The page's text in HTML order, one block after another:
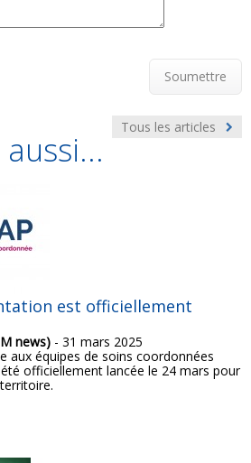
Soumettre
Tous les articles
est officiellement
news) - 31 mars 2025
aux équipes de soins coordonnées
officiellement lancée le 24 mars pour